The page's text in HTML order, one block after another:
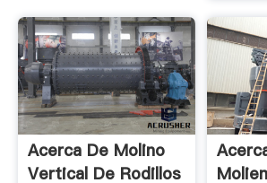
Acerca De Molino
Vertical De Rodillos